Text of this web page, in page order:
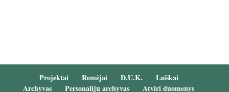
Projektai Remėjai D.U.K.
Laiškai
Archyvas
Personalijų archyvas Atviri duomenys